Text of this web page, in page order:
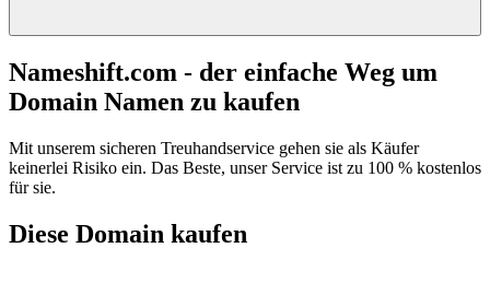
Nameshift.com - der einfache Weg um
Domain Namen zu kaufen
Mit unserem sicheren Treuhandservice gehen sie als Käufer
keinerlei Risiko ein. Das Beste, unser Service ist zu 100 % kostenlos
für sie.
Diese Domain kaufen